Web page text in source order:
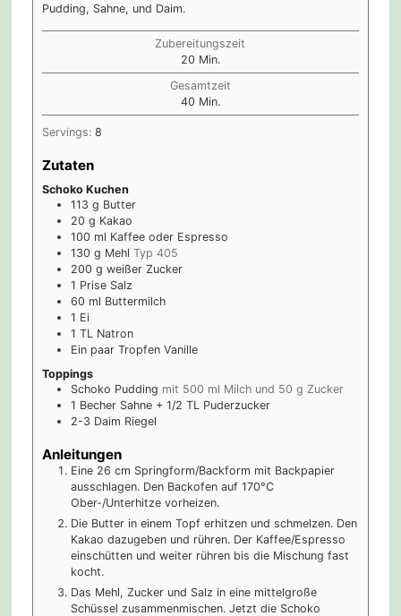
Pudding, Sahne, und Daim.
Zubereitungszeit
20Minuten
Min.
Gesamtzeit
40Minuten
Min.
Servings: 8
Zutaten
Schoko Kuchen
113 g Butter
20 g Kakao
100 ml Kaffee oder Espresso
130 g Mehl Typ 405
200 g weißer Zucker
1 Prise Salz
60 ml Buttermilch
1 Ei
1 TL Natron
Ein paar Tropfen Vanille
Toppings
Schoko Pudding mit 500 ml Milch und 50 g Zucker
1 Becher Sahne + 1/2 TL Puderzucker
2-3 Daim Riegel
Anleitungen
Eine 26 cm Springform/Backform mit Backpapier
ausschlagen. Den Backofen auf 170°C
Ober-/Unterhitze vorheizen.
Die Butter in einem Topf erhitzen und schmelzen. Den
Kakao dazugeben und rühren. Der Kaffee/Espresso
einschütten und weiter rühren bis die Mischung fast
kocht.
Das Mehl, Zucker und Salz in eine mittelgroße
Schüssel zusammenmischen. Jetzt die Schoko